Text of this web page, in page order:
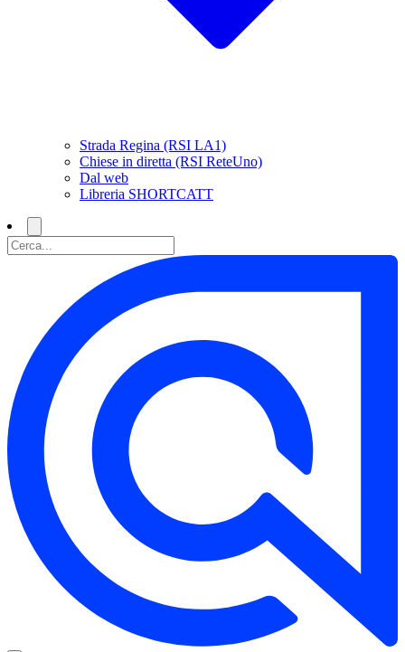
Strada Regina (RSI LA1)
Chiese in diretta (RSI ReteUno)
Dal web
Libreria SHORTCATT